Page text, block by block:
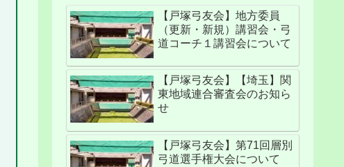
【戸塚弓友会】地方委員
（更新・新規）講習会・弓
道コーチ１講習会について
【戸塚弓友会】【埼玉】関
東地域連合審査会のお知ら
せ
【戸塚弓友会】第71回層別
弓道選手権大会について